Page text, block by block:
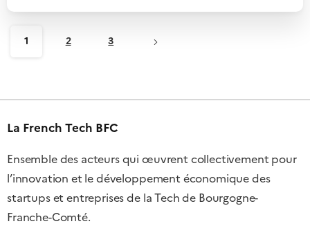
1 2 3
La French Tech BFC
Ensemble des acteurs qui œuvrent collectivement pour
l’innovation et le développement économique des
startups et entreprises de la Tech de Bourgogne-
Franche-Comté.